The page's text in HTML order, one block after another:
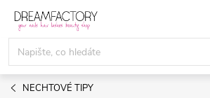
Přejít
obsah
NECHTOVÉ TIPY